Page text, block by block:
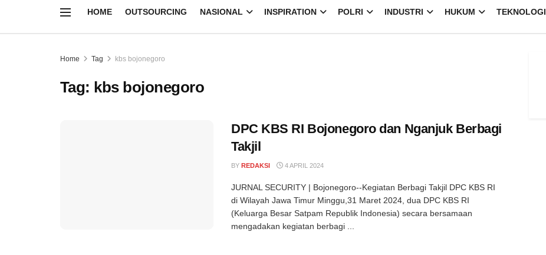
HOME OUTSOURCING NASIONAL INSPIRATION POLRI INDUSTRI HUKUM TEKNOLOGI
Home Tag kbs bojonegoro
Tag: kbs bojonegoro
DPC KBS RI Bojonegoro dan Nganjuk Berbagi
Takjil
BY REDAKSI 4 APRIL 2024
JURNAL SECURITY | Bojonegoro--Kegiatan Berbagi Takjil DPC KBS RI
di Wilayah Jawa Timur Minggu,31 Maret 2024, dua DPC KBS RI
(Keluarga Besar Satpam Republik Indonesia) secara bersamaan
mengadakan kegiatan berbagi ...